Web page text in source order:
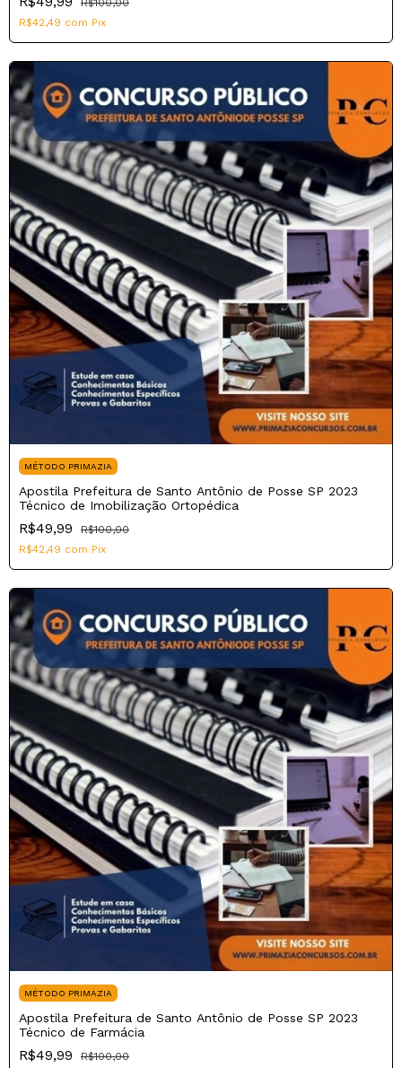
R$42,49 com Pix
MÉTODO PRIMAZIA
Apostila Prefeitura de Santo Antônio de Posse SP 2023
Técnico de Imobilização Ortopédica
R$49,99
R$100,00
R$42,49 com Pix
MÉTODO PRIMAZIA
Apostila Prefeitura de Santo Antônio de Posse SP 2023
Técnico de Farmácia
R$49,99
R$100,00